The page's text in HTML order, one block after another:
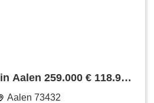
Aalen 259.000 € 118.9
Aalen 73432